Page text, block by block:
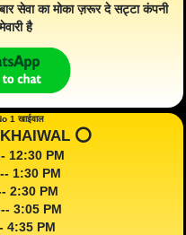
सेवा का मोका ज़रूर दे सट्टा कंपनी
है
1 खाईवाल
⭕️
12:30 PM
1:30 PM
2:30 PM
3:05 PM
4:35 PM